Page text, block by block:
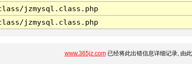
jzmysql.class.php
jzmysql.class.php
www.365jz.com已经将此出错信息详细记录, 由